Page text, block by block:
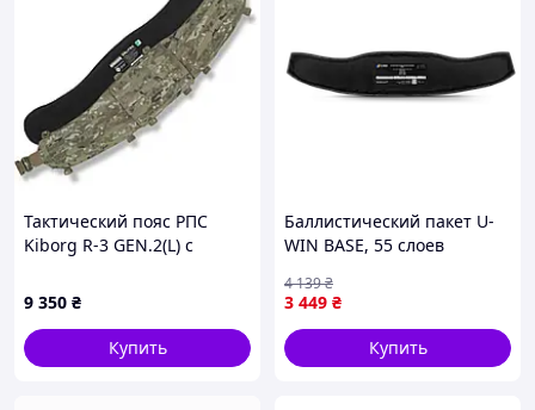
Тактический пояс РПС
Kiborg R-3 GEN.2(L) с
класса, мультикам
9 350 ₴
Купить
Баллистический пакет U-
WIN BASE, 55 слоев
3 449 ₴
4 139₴
Купить